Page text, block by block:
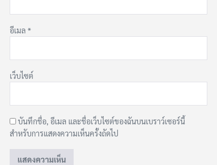
อีเมล *
เว็บไซต์
บันทึกชื่อ, อีเมล และชื่อเว็บไซต์ของฉันบนเบราว์เซอร์นี้
สำหรับการแสดงความเห็นครั้งถัดไป